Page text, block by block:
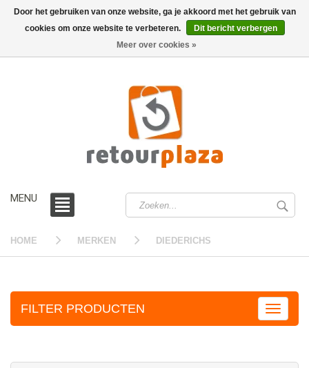
MENU
HOME MERKEN DIEDERICHS
FILTER PRODUCTEN
Door het gebruiken van onze website, ga je akkoord met het gebruik van
cookies om onze website te verbeteren.
Dit bericht verbergen
Meer over cookies »